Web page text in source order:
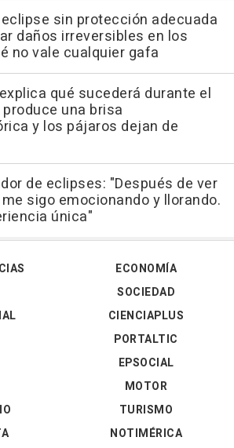
sin protección adecuada
daños irreversibles en los
no vale cualquier gafa
qué sucederá durante el
una brisa
y los pájaros dejan de
de eclipses: "Después de ver
sigo emocionando y llorando.
única"
ECONOMÍA
SOCIEDAD
CIENCIAPLUS
PORTALTIC
EPSOCIAL
MOTOR
TURISMO
NOTIMÉRICA